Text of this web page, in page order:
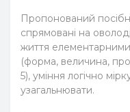
Пропонований
спрямовані на
життя
(форма, величина,
5), уміння логічно
узагальнювати.